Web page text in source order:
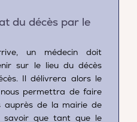
du décès par le
un médecin doit
sur le lieu du décès
Il délivrera alors le
permettra de faire
auprès de la mairie de
savoir que tant que le